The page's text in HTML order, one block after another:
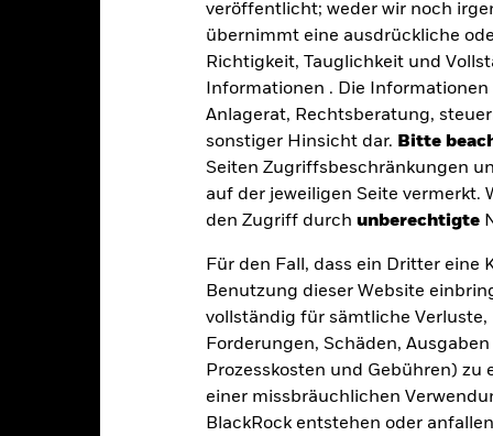
veröffentlicht; weder wir noch
übernimmt eine ausdrückliche
Richtigkeit, Tauglichkeit und
Informationen . Die
Anlagerat, Rechtsberatung,
sonstiger Hinsicht dar. Bitte
Seiten Zugriffsbeschränkungen
auf der jeweiligen Seite
den Zugriff durch unberechtigte
Für den Fall, dass ein Dritter eine
Benutzung dieser Website
vollständig für sämtliche
Forderungen, Schäden,
Prozesskosten und Gebühren) zu
einer missbräuchlichen
BlackRock entstehen oder
von Instituten, die Dienstleistungen wie die Verwahrung von
mit anderen Instrumenten auftreten, kann zu
Fonds gehaltenen Vermögensgegenstandes fällige Erträge
dass es nicht genügend Käufer oder Verkäufer gibt, um
Eckdaten
22.Sep.2022
33.3% MSCWLDMVU/ 33.3%
LGA_CORPUH
Währung der Reihe
Anlageklasse
SFDR-Klassifizierung
Laufende Gebühren